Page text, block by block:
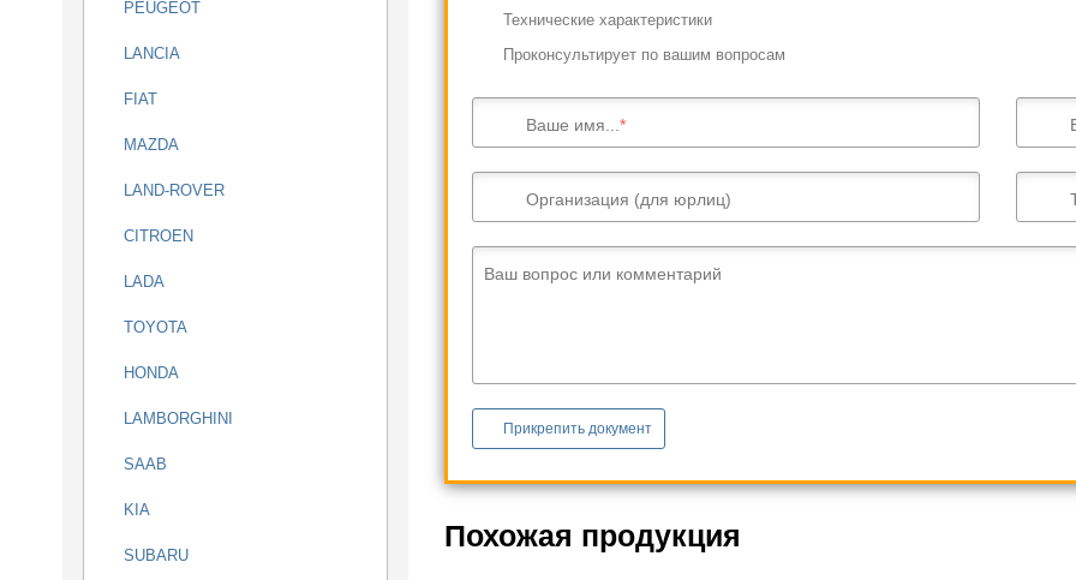
PEUGEOT
LANCIA
FIAT
MAZDA
LAND-ROVER
CITROEN
LADA
TOYOTA
HONDA
LAMBORGHINI
SAAB
KIA
SUBARU
Технические характеристики
Проконсультирует по вашим вопросам
Ваше имя...
Организация (для юрлиц)
Ваш вопрос или комментарий
Прикрепить документ
Похожая продукция